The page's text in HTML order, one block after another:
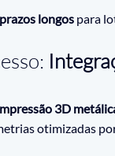
longos para
3D
otimizadas